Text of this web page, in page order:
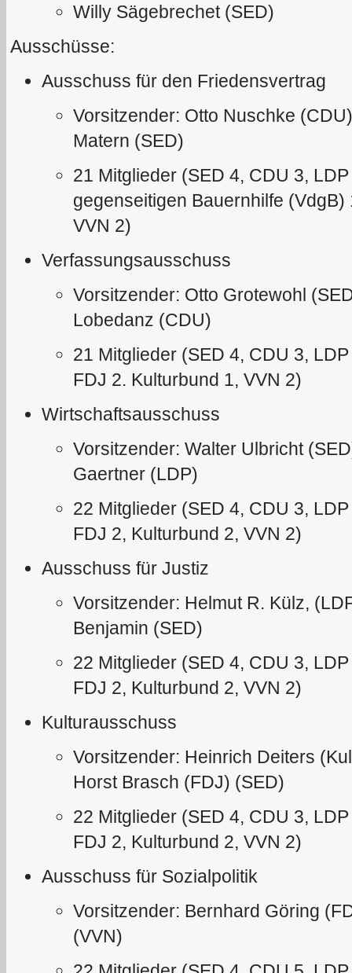
Willy Sägebrechet (SED)
Ausschüsse:
Ausschuss für den Friedensvertrag
Vorsitzender: Otto Nuschke
Matern (SED)
21 Mitglieder (SED 4, CDU 3,
gegenseitigen Bauernhilfe
VVN 2)
Verfassungsausschuss
Vorsitzender: Otto Grotewohl
Lobedanz (CDU)
21 Mitglieder (SED 4, CDU 3,
FDJ 2. Kulturbund 1, VVN 2)
Wirtschaftsausschuss
Vorsitzender: Walter Ulbricht
Gaertner (LDP)
22 Mitglieder (SED 4, CDU 3,
FDJ 2, Kulturbund 2, VVN 2)
Ausschuss für Justiz
Vorsitzender: Helmut R. Külz,
Benjamin (SED)
22 Mitglieder (SED 4, CDU 3,
FDJ 2, Kulturbund 2, VVN 2)
Kulturausschuss
Vorsitzender: Heinrich Deiters
Horst Brasch (FDJ) (SED)
22 Mitglieder (SED 4, CDU 3,
FDJ 2, Kulturbund 2, VVN 2)
Ausschuss für Sozialpolitik
Vorsitzender: Bernhard Göring
(VVN)